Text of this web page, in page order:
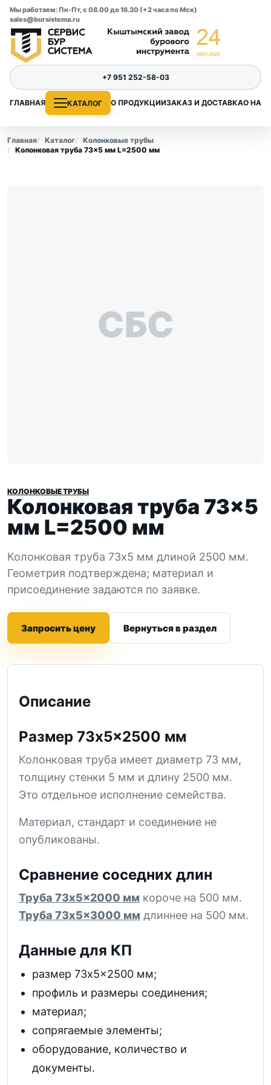
Мы работаем: Пн-Пт, с 08.00 до 16.30 (+2 часа по Мск)
sales@bursistema.ru
ГЛАВНАЯ КАТАЛОГ О ПРОДУКЦИИЗАКАЗ И ДОСТАВКАО НАС
+7 951 252-58-03
Главная Каталог
Колонковые трубы
Колонковая труба 73×5 мм L=2500 мм
СБС
КОЛОНКОВЫЕ ТРУБЫ
Колонковая труба 73×5
мм L=2500 мм
Колонковая труба 73x5 мм длиной 2500 мм.
Геометрия подтверждена; материал и
присоединение задаются по заявке.
Запросить цену Вернуться в раздел
Описание
Размер 73x5x2500 мм
Колонковая труба имеет диаметр 73 мм,
толщину стенки 5 мм и длину 2500 мм.
Это отдельное исполнение семейства.
Материал, стандарт и соединение не
опубликованы.
Сравнение соседних длин
Труба 73x5x2000 мм короче на 500 мм.
Труба 73x5x3000 мм длиннее на 500 мм.
Данные для КП
размер 73x5x2500 мм;
профиль и размеры соединения;
материал;
сопрягаемые элементы;
оборудование, количество и
документы.